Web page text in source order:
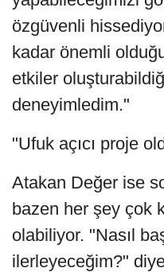
özgüvenli
kadar önemli
etkiler
deneyimledim."
"Ufuk açıcı proje
Atakan Değer ise
bazen her şey çok
olabiliyor. "Nasıl
ilerleyeceğim?"